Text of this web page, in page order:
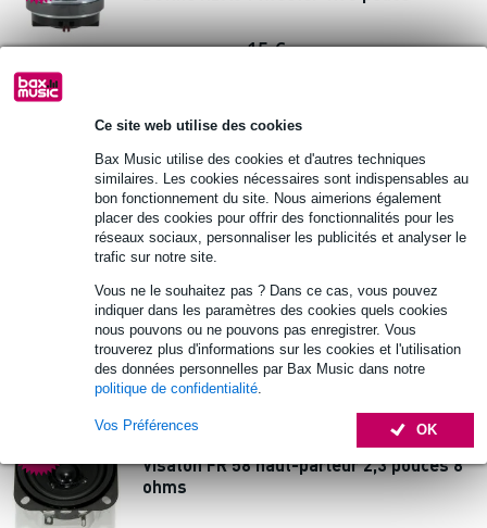
Ce site web utilise des cookies
Bax Music utilise des cookies et d'autres techniques
similaires. Les cookies nécessaires sont indispensables au
bon fonctionnement du site. Nous aimerions également
placer des cookies pour offrir des fonctionnalités pour les
réseaux sociaux, personnaliser les publicités et analyser le
trafic sur notre site.
Vous ne le souhaitez pas ? Dans ce cas, vous pouvez
indiquer dans les paramètres des cookies quels cookies
nous pouvons ou ne pouvons pas enregistrer. Vous
trouverez plus d'informations sur les cookies et l'utilisation
des données personnelles par Bax Music dans notre
politique de confidentialité
OK
Vos Préférences
15 €
Ajouter au panier
10 avis
Devine HDA02 tweeter 1 pouce
Prix public 15 € 12 €
En stock
Ajouter au panier
Visaton FR 58 haut-parleur 2,3 pouces 8
ohms